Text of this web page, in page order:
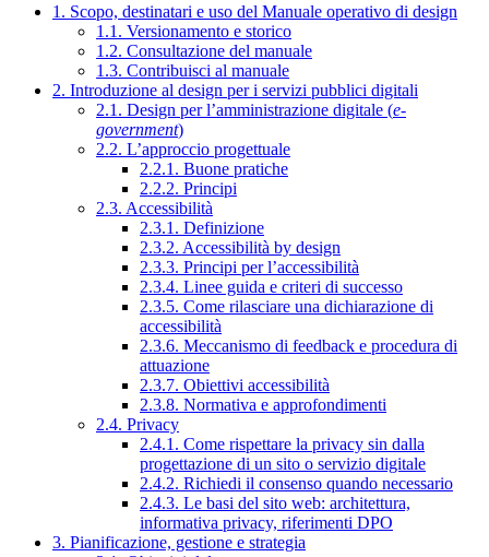
1. Scopo, destinatari e uso del Manuale operativo di design
1.1. Versionamento e storico
1.2. Consultazione del manuale
1.3. Contribuisci al manuale
2. Introduzione al design per i servizi pubblici digitali
2.1. Design per l’amministrazione digitale (e-
government)
2.2. L’approccio progettuale
2.2.1. Buone pratiche
2.2.2. Principi
2.3. Accessibilità
2.3.1. Definizione
2.3.2. Accessibilità by design
2.3.3. Principi per l’accessibilità
2.3.4. Linee guida e criteri di successo
2.3.5. Come rilasciare una dichiarazione di
accessibilità
2.3.6. Meccanismo di feedback e procedura di
attuazione
2.3.7. Obiettivi accessibilità
2.3.8. Normativa e approfondimenti
2.4. Privacy
2.4.1. Come rispettare la privacy sin dalla
progettazione di un sito o servizio digitale
2.4.2. Richiedi il consenso quando necessario
2.4.3. Le basi del sito web: architettura,
informativa privacy, riferimenti DPO
3. Pianificazione, gestione e strategia